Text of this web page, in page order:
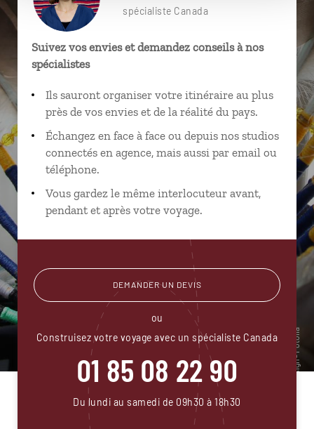
spécialiste Canada
Suivez vos envies et demandez conseils à nos
spécialistes
Ils sauront organiser votre itinéraire au plus
près de vos envies et de la réalité du pays.
Échangez en face à face ou depuis nos studios
connectés en agence, mais aussi par email ou
téléphone.
Vous gardez le même interlocuteur avant,
pendant et après votre voyage.
DEMANDER UN DEVIS
ou
Construisez votre voyage avec un spécialiste Canada
01 85 08 22 90
Du lundi au samedi de 09h30 à 18h30